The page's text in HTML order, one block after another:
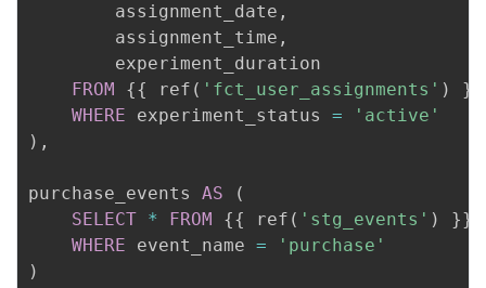
        assignment_date
,
        assignment_time
,
        experiment_duration
FROM {{ ref ( 'fct_user_assignments' )
}}
WHERE experiment_status =
'active'
) ,
purchase_events AS
(
SELECT * FROM {{ ref ( 'stg_events' )
}}
WHERE event_name =
'purchase'
)